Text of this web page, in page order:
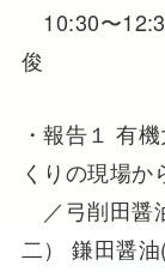
10:30〜
俊
・報告１ 有
くりの現場か
／弓削田醤
二） 鎌田醤